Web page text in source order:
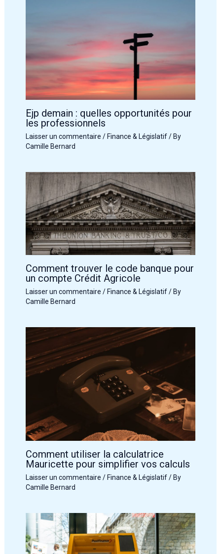
Ejp demain : quelles opportunités pour
les professionnels
Laisser un commentaire / Finance & Législatif/ By
Camille Bernard
Comment trouver le code banque pour
un compte Crédit Agricole
Laisser un commentaire / Finance & Législatif/ By
Camille Bernard
Comment utiliser la calculatrice
Mauricette pour simplifier vos calculs
Laisser un commentaire /Finance & Législatif/ By
Camille Bernard